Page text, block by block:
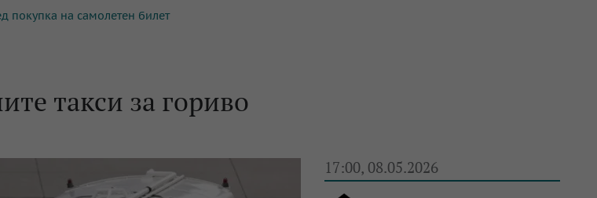
За нас Реклама
покупка на самолетен билет
такси за гориво
17:00, 08.05.2026